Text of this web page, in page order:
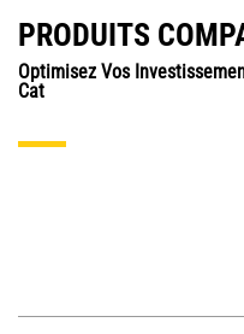
PRODUITS
Optimisez Vos
Cat